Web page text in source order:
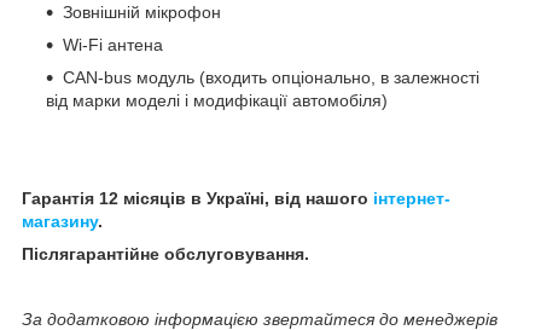
Зовнішній мікрофон
Wi-Fi антена
CAN-bus модуль (входить опціонально, в залежності
від марки моделі і модифікації автомобіля)
Гарантія 12 місяців в Україні, від нашого інтернет-
магазину.
Післягарантійне обслуговування.
За додатковою інформацією звертайтеся до менеджерів